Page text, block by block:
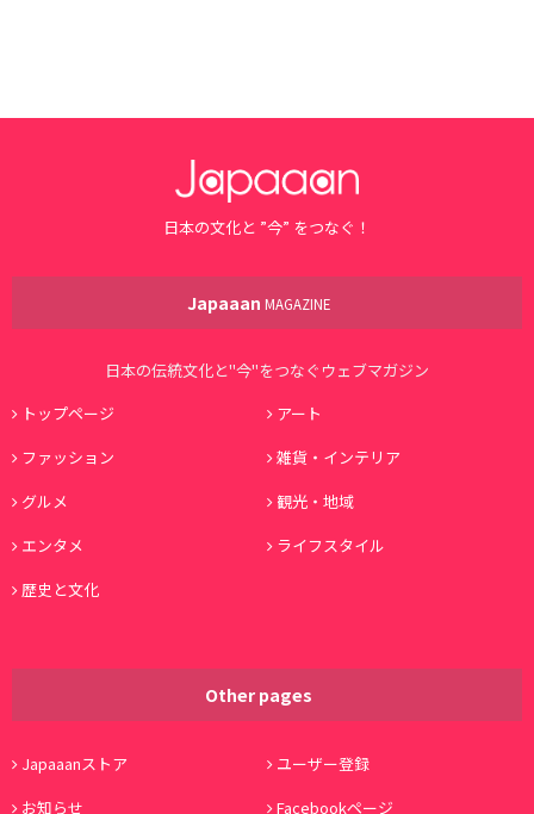
日本の文化と ”今” をつなぐ！
Japaaan MAGAZINE
日本の伝統文化と"今"をつなぐウェブマガジン
トップページ
アート
ファッション
雑貨・インテリア
グルメ
観光・地域
エンタメ
ライフスタイル
歴史と文化
Other pages
Japaaanストア
ユーザー登録
お知らせ
Facebookページ